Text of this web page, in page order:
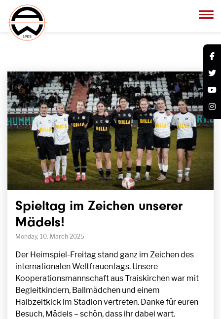
Spieltag im Zeichen unserer
Mädels!
Monday, 10. March 2025
Der Heimspiel-Freitag stand ganz im Zeichen des
internationalen Weltfrauentags. Unsere
Kooperationsmannschaft aus Traiskirchen war mit
Begleitkindern, Ballmädchen und einem
Halbzeitkick im Stadion vertreten. Danke für euren
Besuch, Mädels – schön, dass ihr dabei wart.